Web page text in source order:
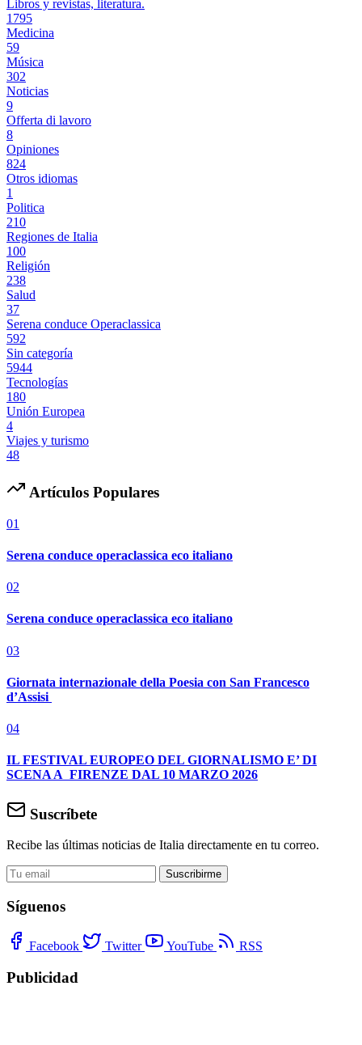
Libros y revistas, literatura.
1795
Medicina
59
Música
302
Noticias
9
Offerta di lavoro
8
Opiniones
824
Otros idiomas
1
Politica
210
Regiones de Italia
100
Religión
238
Salud
37
Serena conduce Operaclassica
592
Sin categoría
5944
Tecnologías
180
Unión Europea
4
Viajes y turismo
48
Artículos Populares
01
Serena conduce operaclassica eco italiano
02
Serena conduce operaclassica eco italiano
03
Giornata internazionale della Poesia con San Francesco
d’Assisi
04
IL FESTIVAL EUROPEO DEL GIORNALISMO E’ DI
SCENA A FIRENZE DAL 10 MARZO 2026
Suscríbete
Recibe las últimas noticias de Italia directamente en tu correo.
Suscribirme
Síguenos
Facebook Twitter YouTube RSS
Publicidad